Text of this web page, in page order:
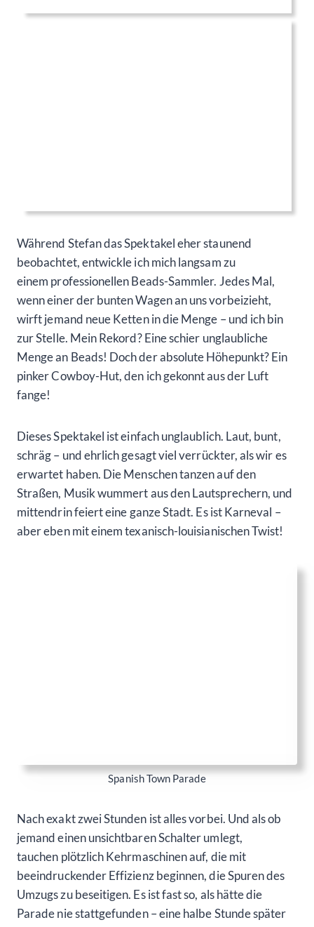
Während Stefan das Spektakel eher staunend
beobachtet, entwickle ich mich langsam zu
einem professionellen Beads-Sammler. Jedes Mal,
wenn einer der bunten Wagen an uns vorbeizieht,
wirft jemand neue Ketten in die Menge – und ich bin
zur Stelle. Mein Rekord? Eine schier unglaubliche
Menge an Beads! Doch der absolute Höhepunkt? Ein
pinker Cowboy-Hut, den ich gekonnt aus der Luft
fange!
Dieses Spektakel ist einfach unglaublich. Laut, bunt,
schräg – und ehrlich gesagt viel verrückter, als wir es
erwartet haben. Die Menschen tanzen auf den
Straßen, Musik wummert aus den Lautsprechern, und
mittendrin feiert eine ganze Stadt. Es ist Karneval –
aber eben mit einem texanisch-louisianischen Twist!
Mein Fazit?
wunderbar – und wir würden jederzeit
wiederkommen! 🦩
Es ist mittlerweile 15:30 Uhr, und unser ursprüngliches